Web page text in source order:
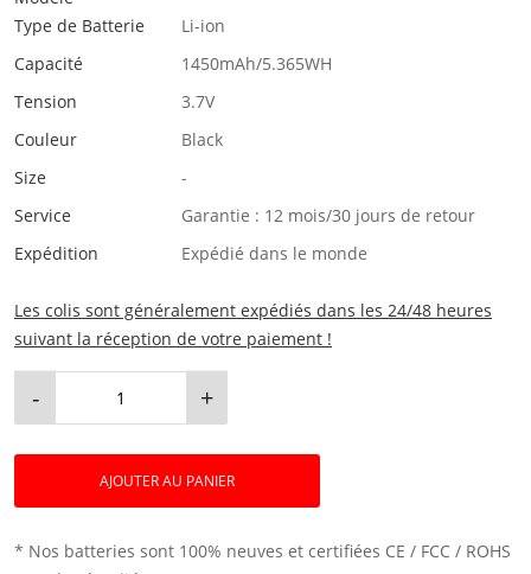
Type de Batterie
Li-ion
Capacité
1450mAh/5.365WH
Tension
3.7V
Couleur
Black
Size
-
Service
Garantie : 12 mois/30 jours de retour
Expédition
Expédié dans le monde
Les colis sont généralement expédiés dans les 24/48 heures
suivant la réception de votre paiement !
- +
AJOUTER AU PANIER
* Nos batteries sont 100% neuves et certifiées CE / FCC / ROHS